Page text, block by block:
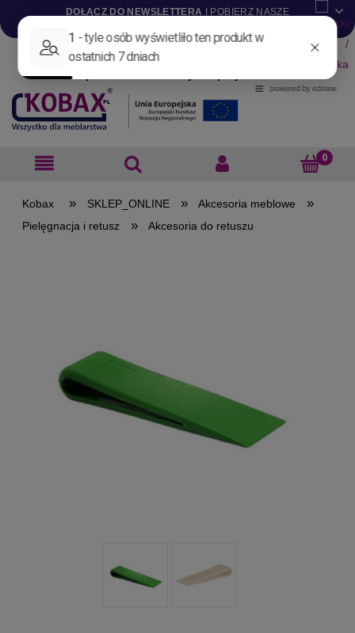
DOŁĄCZ DO NEWSLETTERA I POBIERZ NASZE
Aktualności Nowości
Blog
Pliki do pobrania
» SKLEP_ONLINE » Akcesoria meblowe »
Pielęgnacja i retusz » Akcesoria do retuszu